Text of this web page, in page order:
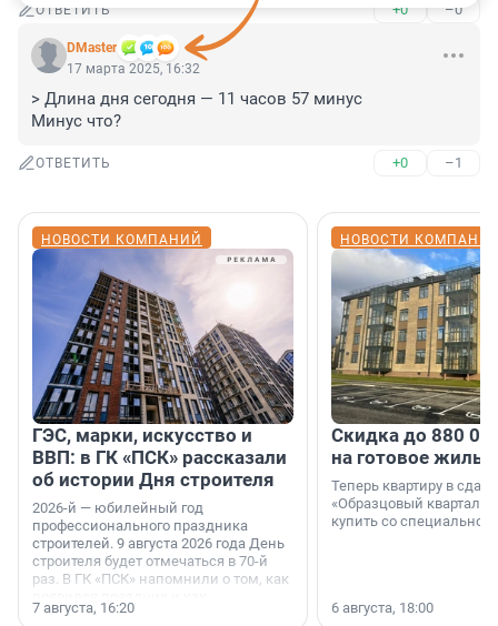
ОТВЕТИТЬ +0 –0
DMaster
17 марта 2025, 16:32
> Длина дня сегодня — 11 часов 57 минус
Минус что?
ОТВЕТИТЬ +0 –1
НОВОСТИ КОМПАНИЙ
ГЭС, марки, искусство и
ВВП: в ГК «ПСК» рассказали
об истории Дня строителя
2026-й — юбилейный год
профессионального праздника
строителей. 9 августа 2026 года День
строителя будет отмечаться в 70-й
раз. В ГК «ПСК» напомнили о том, как
поменялась роль строительства.
7 августа, 16:20
НОВОСТИ
Скидка до 880
на готовое
Теперь квартиру в
«Образцовый квартал
купить со специальной
6 августа, 18:00